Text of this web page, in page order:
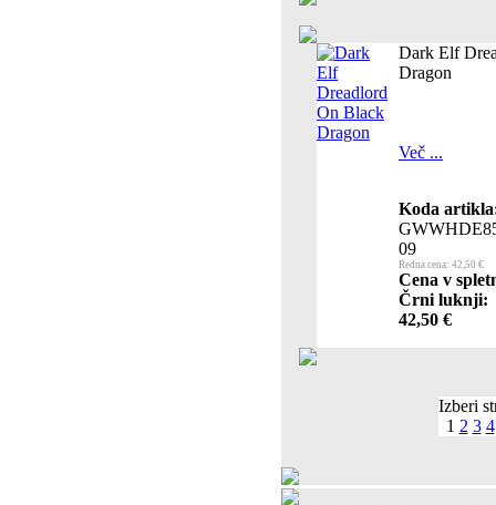
Dark Elf
Dragon
Več ...
Koda
09
Redna cena: 42,50 €
Cena v
Črni luknji:
42,50 €
Izberi
1 2 3 4